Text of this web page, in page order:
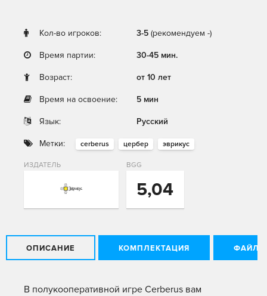
Кол-во игроков: 3-5 (рекомендуем -)
Время партии: 30-45 мин.
Возраст: от 10 лет
Время на освоение: 5 мин
Язык: Русский
Метки: cerberus цербер эврикус
ИЗДАТЕЛЬ BGG
5,04
ОПИСАНИЕ КОМПЛЕКТАЦИЯ ФАЙЛЫ
В полукооперативной игре Cerberus вам